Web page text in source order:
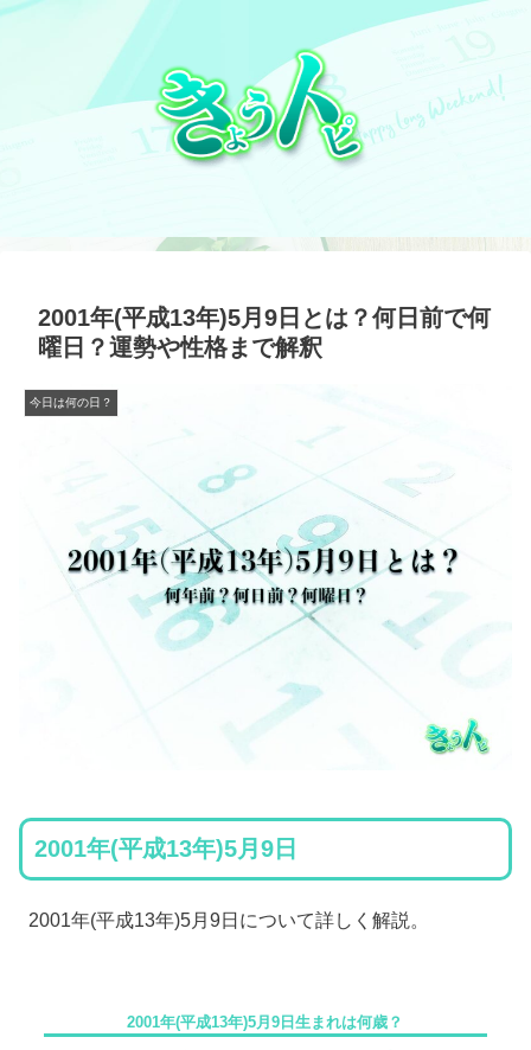
2001年(平成13年)5月9日とは？何日前で何
曜日？運勢や性格まで解釈
今日は何の日？
2001年(平成13年)5月9日
2001年(平成13年)5月9日について詳しく解説。
2001年(平成13年)5月9日生まれは何歳？